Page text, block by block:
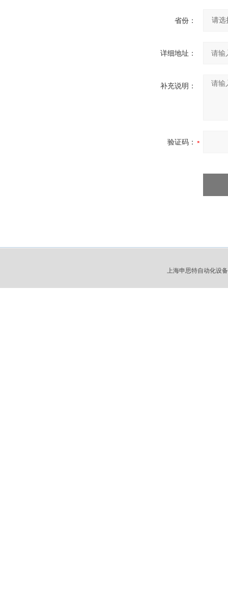
省份：
详细地址：
补充说明：
验证码：
上海申思特自动化设